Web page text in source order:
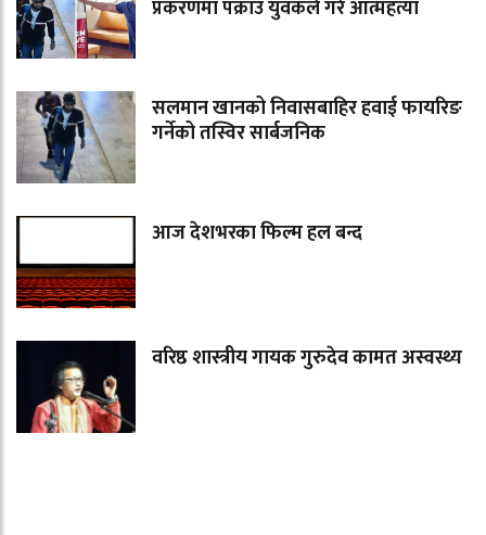
प्रकरणमा पक्राउ युवकले गरे आत्महत्या
सलमान खानको निवासबाहिर हवाई फायरिङ
गर्नेको तस्विर सार्बजनिक
आज देशभरका फिल्म हल बन्द
वरिष्ठ शास्त्रीय गायक गुरुदेव कामत अस्वस्थ्य